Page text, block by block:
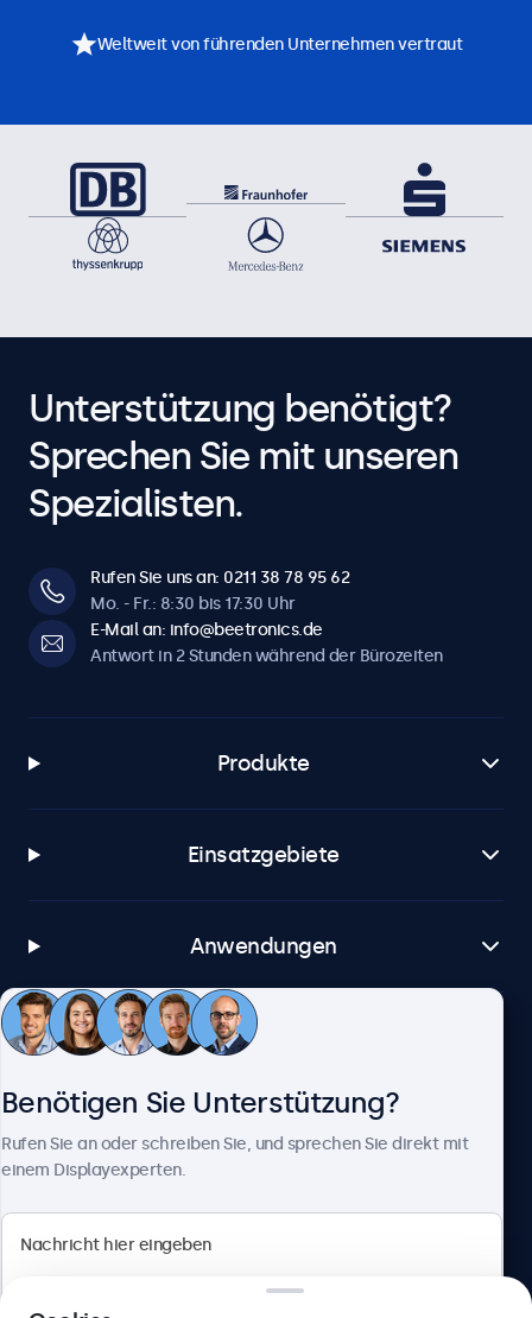
Weltweit von führenden Unternehmen vertraut
Unterstützung benötigt?
Sprechen Sie mit unseren
Spezialisten.
Rufen Sie uns an: 0211 38 78 95 62
Mo. - Fr.: 8:30 bis 17:30 Uhr
E-Mail an: info@beetronics.de
Antwort in 2 Stunden während der Bürozeiten
Produkte
Einsatzgebiete
Anwendungen
Kundenservice
Benötigen Sie Unterstützung?
Rufen Sie an oder schreiben Sie, und sprechen Sie direkt mit
einem Displayexperten.